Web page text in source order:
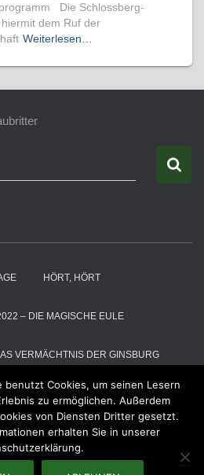
Die Schlossberg-
dem Ruf der
Weiterlesen…
HÖRT, HÖRT
– DIE MAGISCHE EULE
VERMÄCHTNIS DER GINSBURG
– DIE SCHNEEKÖNIGIN
VOM ALTENBERG RÄUBER
Cookies, um seinen Lesern
zu ermöglichen. Außerdem
von Diensten Dritter gesetzt.
erhalten Sie in unserer